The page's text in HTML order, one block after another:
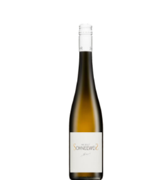
Details